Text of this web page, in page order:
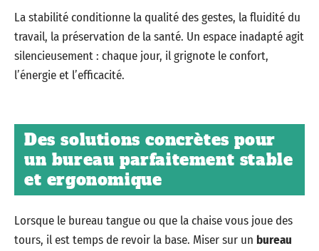
La stabilité conditionne la qualité des gestes, la fluidité du
travail, la préservation de la santé. Un espace inadapté agit
silencieusement : chaque jour, il grignote le confort,
l’énergie et l’efficacité.
Des solutions concrètes pour
un bureau parfaitement stable
et ergonomique
Lorsque le bureau tangue ou que la chaise vous joue des
tours, il est temps de revoir la base. Miser sur un bureau